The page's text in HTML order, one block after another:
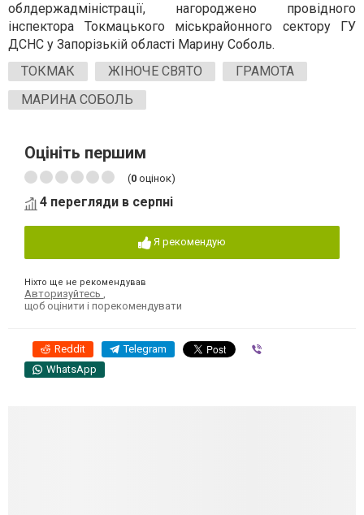
облдержадміністрації, нагороджено провідного
інспектора Токмацького міськрайонного сектору ГУ
ДСНС у Запорізькій області Марину Соболь.
ТОКМАК
ЖІНОЧЕ СВЯТО
ГРАМОТА
МАРИНА СОБОЛЬ
Оцініть першим
(0 оцінок)
4 перегляди в серпні
Я рекомендую
Ніхто ще не рекомендував
Авторизуйтесь ,
щоб оцінити і порекомендувати
Reddit Telegram
WhatsApp